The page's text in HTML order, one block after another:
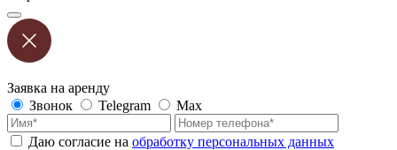
Заявка на аренду
Звонок
Telegram Max
Даю согласие на обработку персональных данных